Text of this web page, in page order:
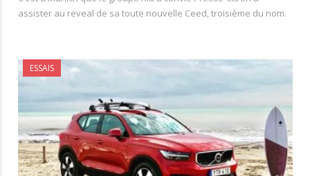
assister au reveal de sa toute nouvelle Ceed, troisième du nom.
ESSAIS